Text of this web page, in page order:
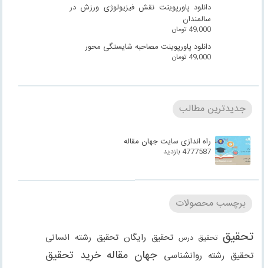
دانلود پاورپوینت نقش فیزیولوژی ورزش در
سالمندان
49,000 تومان
دانلود پاورپوینت مصاحبه شایستگی محور
49,000 تومان
جدیدترین مطالب
راه اندازی سایت جهان مقاله
4777587 بازدید
برچسب محصولات
تحقیق تحقیق درس تحقیق رایگان تحقیق رشته انسانی
تحقیق رشته روانشناسی جهان مقاله خرید تحقیق